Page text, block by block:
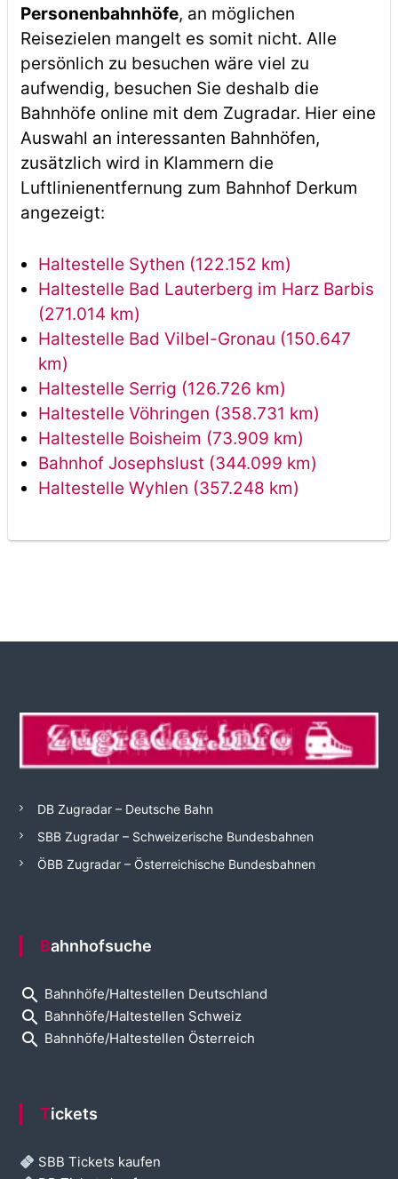
Personenbahnhöfe, an möglichen
Reisezielen mangelt es somit nicht. Alle
persönlich zu besuchen wäre viel zu
aufwendig, besuchen Sie deshalb die
Bahnhöfe online mit dem Zugradar. Hier eine
Auswahl an interessanten Bahnhöfen,
zusätzlich wird in Klammern die
Luftlinienentfernung zum Bahnhof Derkum
angezeigt:
Haltestelle Sythen (122.152 km)
Haltestelle Bad Lauterberg im Harz Barbis
(271.014 km)
Haltestelle Bad Vilbel-Gronau (150.647
km)
Haltestelle Serrig (126.726 km)
Haltestelle Vöhringen (358.731 km)
Haltestelle Boisheim (73.909 km)
Bahnhof Josephslust (344.099 km)
Haltestelle Wyhlen (357.248 km)
DB Zugradar – Deutsche Bahn
SBB Zugradar – Schweizerische Bundesbahnen
ÖBB Zugradar – Österreichische Bundesbahnen
Bahnhofsuche
search Bahnhöfe/Haltestellen Deutschland
search Bahnhöfe/Haltestellen Schweiz
search Bahnhöfe/Haltestellen Österreich
Tickets
SBB Tickets kaufen